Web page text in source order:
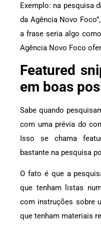
Exemplo: na pesquisa
da Agência Novo
a frase seria algo
Agência Novo Foco
Featured
em boas
Sabe quando
com uma prévia do
Isso se chama
bastante na pesquisa
O fato é que a
que tenham listas
com instruções sobre
que tenham materiais